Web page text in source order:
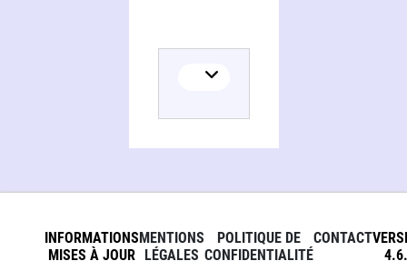
INFORMATIONS
MISES À JOUR
MENTIONS
LÉGALES
POLITIQUE DE
CONFIDENTIALITÉ
CONTACT